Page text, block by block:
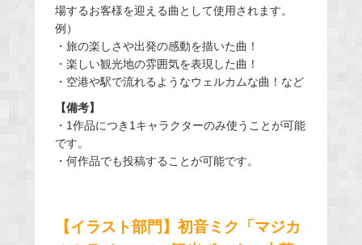
場するお客様を迎える曲として使用されます。
例）
・旅の楽しさや出発の感動を描いた曲！
・楽しい観光地の雰囲気を表現した曲！
・空港や駅で流れるようなウェルカムな曲！など
【備考】
・1作品につき1キャラクターのみ使うことが可能
です。
・何作品でも投稿することが可能です。
【イラスト部門】初音ミク「マジカ